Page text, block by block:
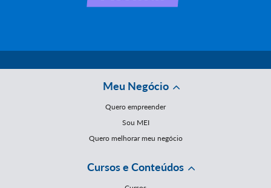
Meu Negócio
Quero empreender
Sou MEI
Quero melhorar meu negócio
Cursos e Conteúdos